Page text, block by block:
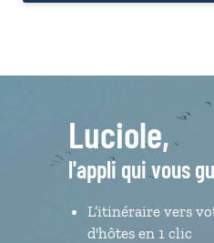
Luciole,
l'appli qui vous
L’itinéraire vers
d'hôtes en 1 clic